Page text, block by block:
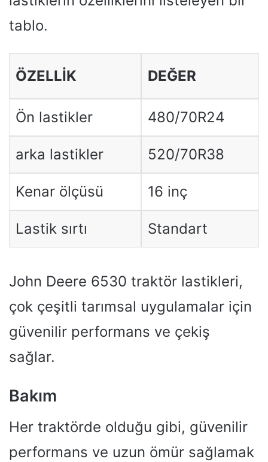
tablo.
ÖZELLIK DEĞER
Ön lastikler 480/70R24
arka lastikler 520/70R38
Kenar ölçüsü 16 inç
Lastik sırtı Standart
John Deere 6530 traktör lastikleri,
çok çeşitli tarımsal uygulamalar için
güvenilir performans ve çekiş
sağlar.
Bakım
Her traktörde olduğu gibi, güvenilir
performans ve uzun ömür sağlamak